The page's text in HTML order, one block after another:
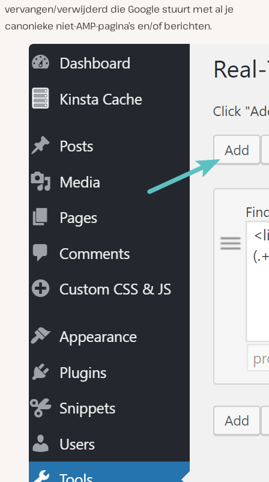
vervangen/verwijderd die Google stuurt met al je
canonieke niet-AMP-pagina’s en/of berichten.